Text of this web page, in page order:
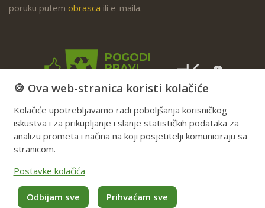
poruku putem obrasca ili e-maila.
🍪 Ova web-stranica koristi kolačiće
Kolačiće upotrebljavamo radi poboljšanja korisničkog
iskustva i za prikupljanje i slanje statističkih podataka za
analizu prometa i načina na koji posjetitelji komuniciraju sa
stranicom.
Postavke kolačića
Odbijam sve Prihvaćam sve